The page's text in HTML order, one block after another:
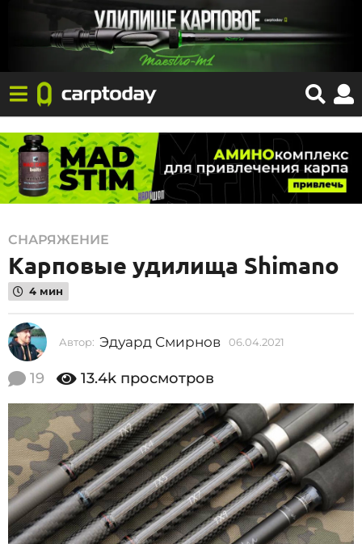
0
6
.
0
4
.
2
2
1
0
2
.
0
СНАРЯЖЕНИЕ
Карповые удилища Shimano
4 мин
Автор: Эдуард Смирнов 06.04.2021
7
.
2
0
2
6
19 13.4k просмотров